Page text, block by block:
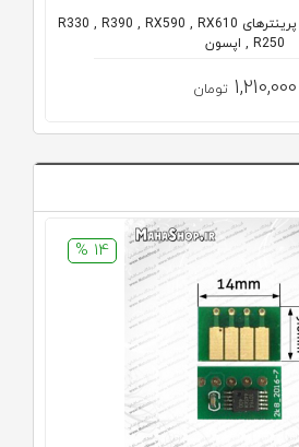
تسمه کریج (موتور CR) پرینترهای R330 , R390 , RX590 , RX610
, R250 اپسون
1,210,000 تومان
14 %